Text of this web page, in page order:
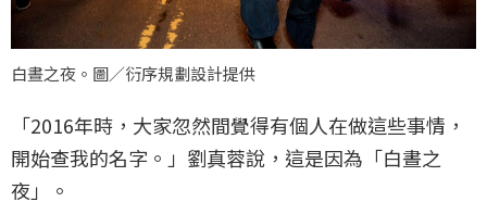
白晝之夜。圖／衍序規劃設計提供
「2016年時，大家忽然間覺得有個人在做這些事情，
開始查我的名字。」劉真蓉說，這是因為「白晝之
夜」。